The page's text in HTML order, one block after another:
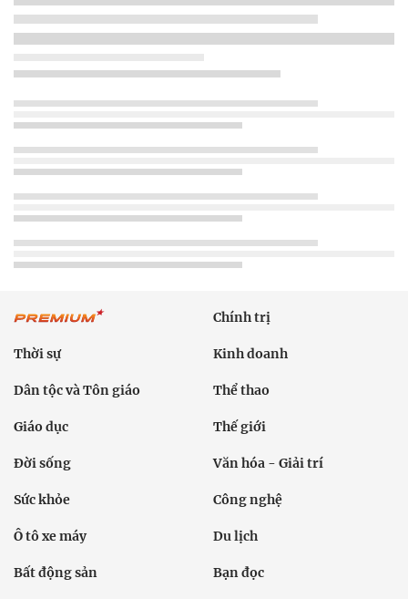
Chính trị
Thời sự Kinh doanh
Dân tộc và Tôn giáo Thể thao
Giáo dục Thế giới
Đời sống Văn hóa - Giải trí
Sức khỏe Công nghệ
Ô tô xe máy Du lịch
Bất động sản Bạn đọc